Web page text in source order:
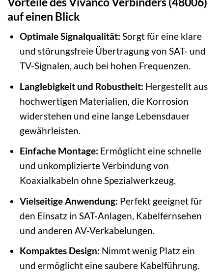
auf einen Blick
Optimale Signalqualität: Sorgt für eine klare
und störungsfreie Übertragung von SAT- und
TV-Signalen, auch bei hohen Frequenzen.
Langlebigkeit und Robustheit: Hergestellt aus
hochwertigen Materialien, die Korrosion
widerstehen und eine lange Lebensdauer
gewährleisten.
Einfache Montage: Ermöglicht eine schnelle
und unkomplizierte Verbindung von
Koaxialkabeln ohne Spezialwerkzeug.
Vielseitige Anwendung: Perfekt geeignet für
den Einsatz in SAT-Anlagen, Kabelfernsehen
und anderen AV-Verkabelungen.
Kompaktes Design: Nimmt wenig Platz ein
und ermöglicht eine saubere Kabelführung.